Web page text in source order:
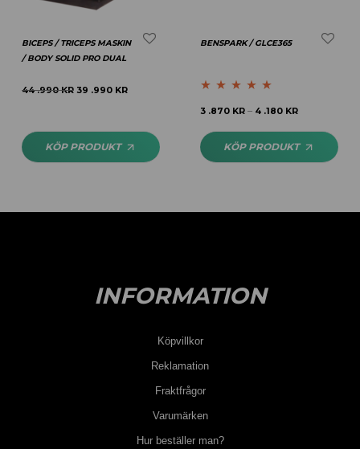
BICEPS / TRICEPS MASKIN
/ BODY SOLID PRO DUAL
44 .990KR 39 .990 KR
KÖP PRODUKT
BENSPARK / GLCE365
Betygsatt
4.69
3 .870 KR – 4 .180 KR
KÖP PRODUKT
INFORMATION
Köpvillkor
Reklamation
Fraktfrågor
Varumärken
Hur beställer man?